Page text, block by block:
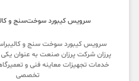
سرویس کیبورد سوخت‌سنج و
سرویس کیبورد سوخت سنج و
پرزان شرکت پرزان صنعت به عنوان یکی
خدمات تجهیزات معاینه فنی و
تخصصی